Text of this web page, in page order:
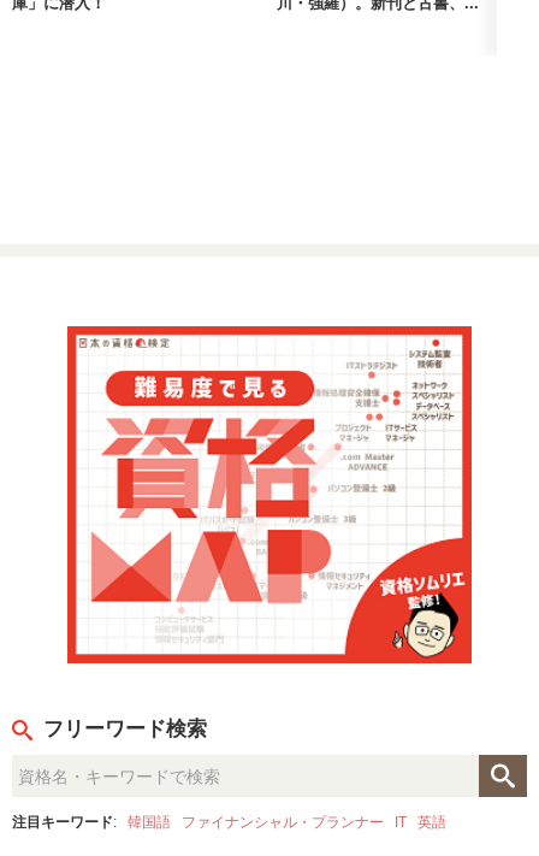
フリーワード検索
注目キーワード: 韓国語 ファイナンシャル・プランナー IT 英語